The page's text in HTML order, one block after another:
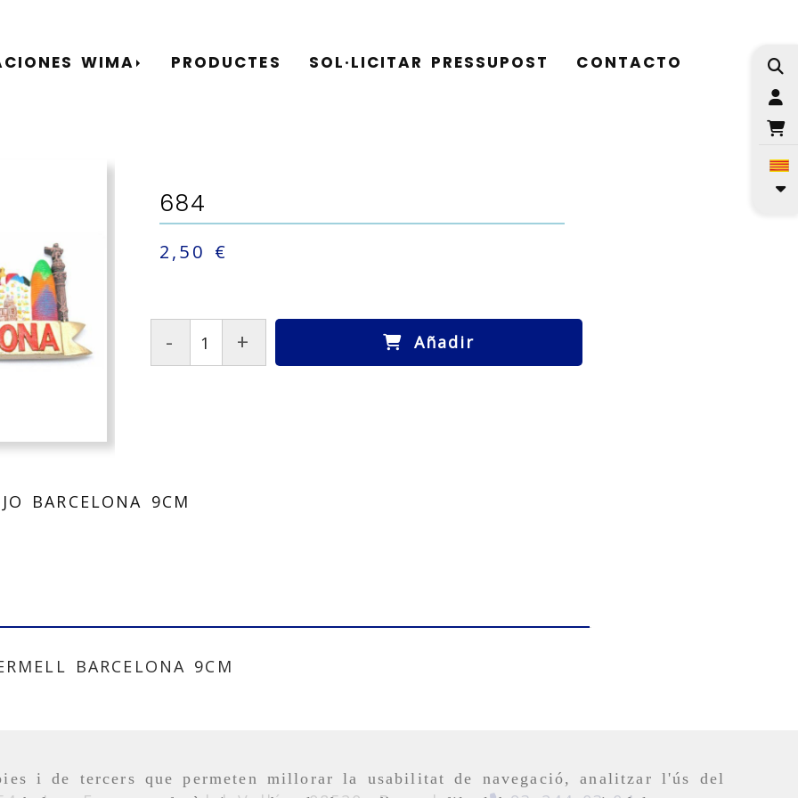
i de tercers que permeten millorar la usabilitat de navegació, analitzar l'ús del
WIMA PRODUCTES SOL·LICITAR PRESSUPOST CONTACTO
684
2,50 €
- + Añadir
BARCELONA 9CM
BARCELONA 9CM